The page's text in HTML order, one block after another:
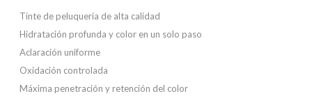
Tinte de peluquería de alta calidad
Hidratación profunda y color en un solo paso
Aclaración uniforme
Oxidación controlada
Máxima penetración y retención del color